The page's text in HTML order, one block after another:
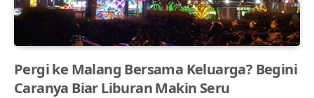
Pergi ke Malang Bersama Keluarga? Begini
Caranya Biar Liburan Makin Seru